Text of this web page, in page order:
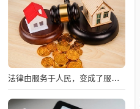
法律由服务于人民，变成了服务于法学届